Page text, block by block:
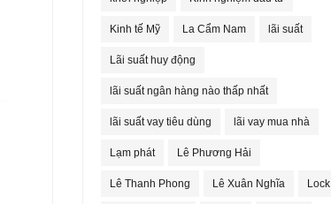
Kinh tế Mỹ La Cẩm Nam lãi suất
Lãi suất huy động
lãi suất ngân hàng nào thấp nhất
lãi suất vay tiêu dùng lãi vay mua nhà
Lạm phát Lê Phương Hải
Lê Thanh Phong Lê Xuân Nghĩa Lock